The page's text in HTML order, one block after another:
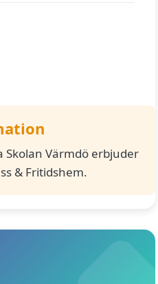
Värmdö erbjuder
& Fritidshem.